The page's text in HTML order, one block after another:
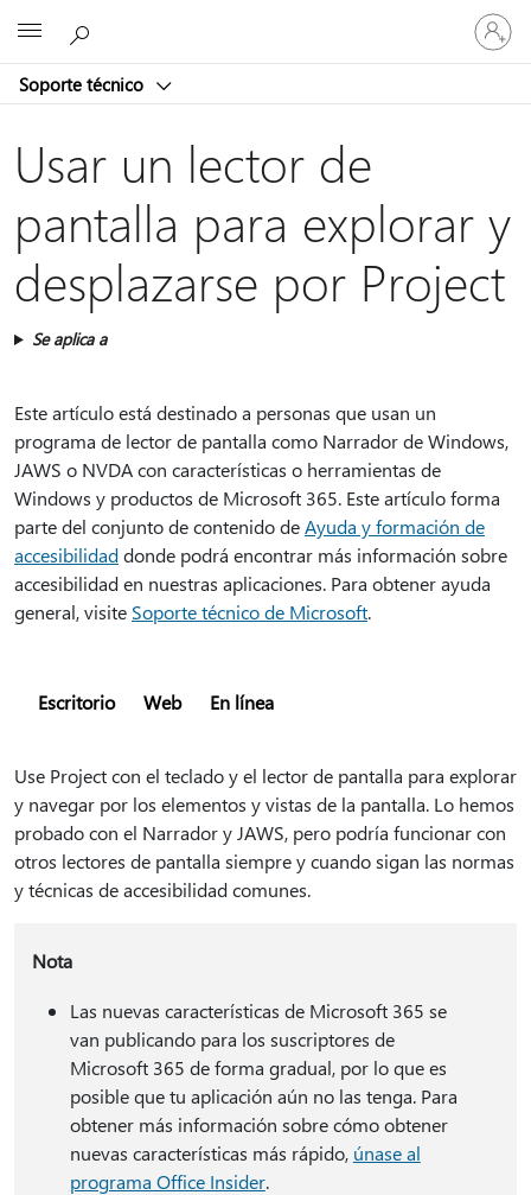
Soporte técnico
Iniciar
sesión
en
cuenta
Usar un lector de
pantalla para explorar y
desplazarse por Project
Se aplica a
Este artículo está destinado a personas que usan un
programa de lector de pantalla como Narrador de Windows,
JAWS o NVDA con características o herramientas de
Windows y productos de Microsoft 365. Este artículo forma
parte del conjunto de contenido deAyuda y formación de
accesibilidaddonde podrá encontrar más información sobre
accesibilidad en nuestras aplicaciones. Para obtener ayuda
general, visite Soporte técnico de Microsoft.
Escritorio Web En línea
Use Project con el teclado y el lector de pantalla para explorar
y navegar por los elementos y vistas de la pantalla. Lo hemos
probado con el Narrador y JAWS, pero podría funcionar con
otros lectores de pantalla siempre y cuando sigan las normas
y técnicas de accesibilidad comunes.
Nota
Las nuevas características de Microsoft 365 se
van publicando para los suscriptores de
Microsoft 365 de forma gradual, por lo que es
posible que tu aplicación aún no las tenga. Para
obtener más información sobre cómo obtener
nuevas características más rápido, únase al
programa Office Insider.